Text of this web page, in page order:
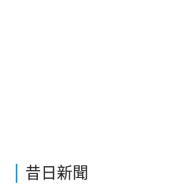
昔日新聞